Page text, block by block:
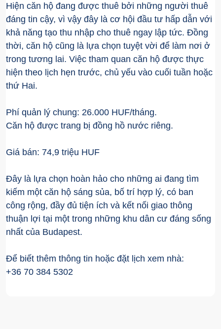
Hiện căn hộ đang được thuê bởi những người thuê
đáng tin cậy, vì vậy đây là cơ hội đầu tư hấp dẫn với
khả năng tạo thu nhập cho thuê ngay lập tức. Đồng
thời, căn hộ cũng là lựa chọn tuyệt vời để làm nơi ở
trong tương lai. Việc tham quan căn hộ được thực
hiện theo lịch hẹn trước, chủ yếu vào cuối tuần hoặc
thứ Hai.
Phí quản lý chung: 26.000 HUF/tháng.
Căn hộ được trang bị đồng hồ nước riêng.
Giá bán: 74,9 triệu HUF
Đây là lựa chọn hoàn hảo cho những ai đang tìm
kiếm một căn hộ sáng sủa, bố trí hợp lý, có ban
công rộng, đầy đủ tiện ích và kết nối giao thông
thuận lợi tại một trong những khu dân cư đáng sống
nhất của Budapest.
Để biết thêm thông tin hoặc đặt lịch xem nhà:
+36 70 384 5302